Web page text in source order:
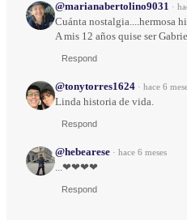
@marianabertolino9031 ·
Cuánta nostalgia....hermosa
A mis 12 años quise ser
Respond
@tonytorres1624 · hace 6
Linda historia de vida.
Respond
@hebearese · hace 6 meses
...❤❤❤❤
Respond